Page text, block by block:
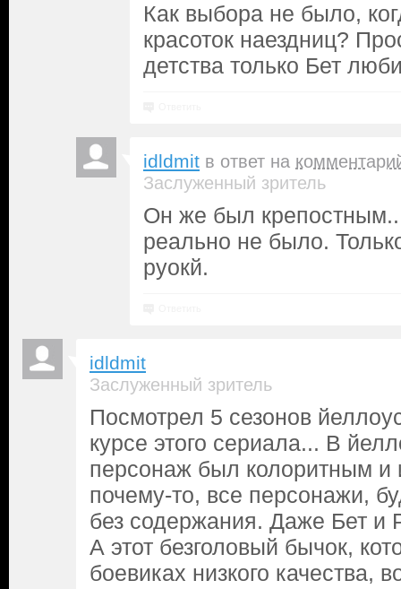
Как выбора не было,
красоток наездниц?
детства только Бет
idldmit в ответ на
Заслуженный зритель
Он же был
реально не было.
руокй.
idldmit
Заслуженный зритель
Посмотрел 5 сезонов
курсе этого сериала... В
персонаж был колоритным и
почему-то, все персонажи,
без содержания. Даже Бет и
А этот безголовый бычок,
боевиках низкого качества,